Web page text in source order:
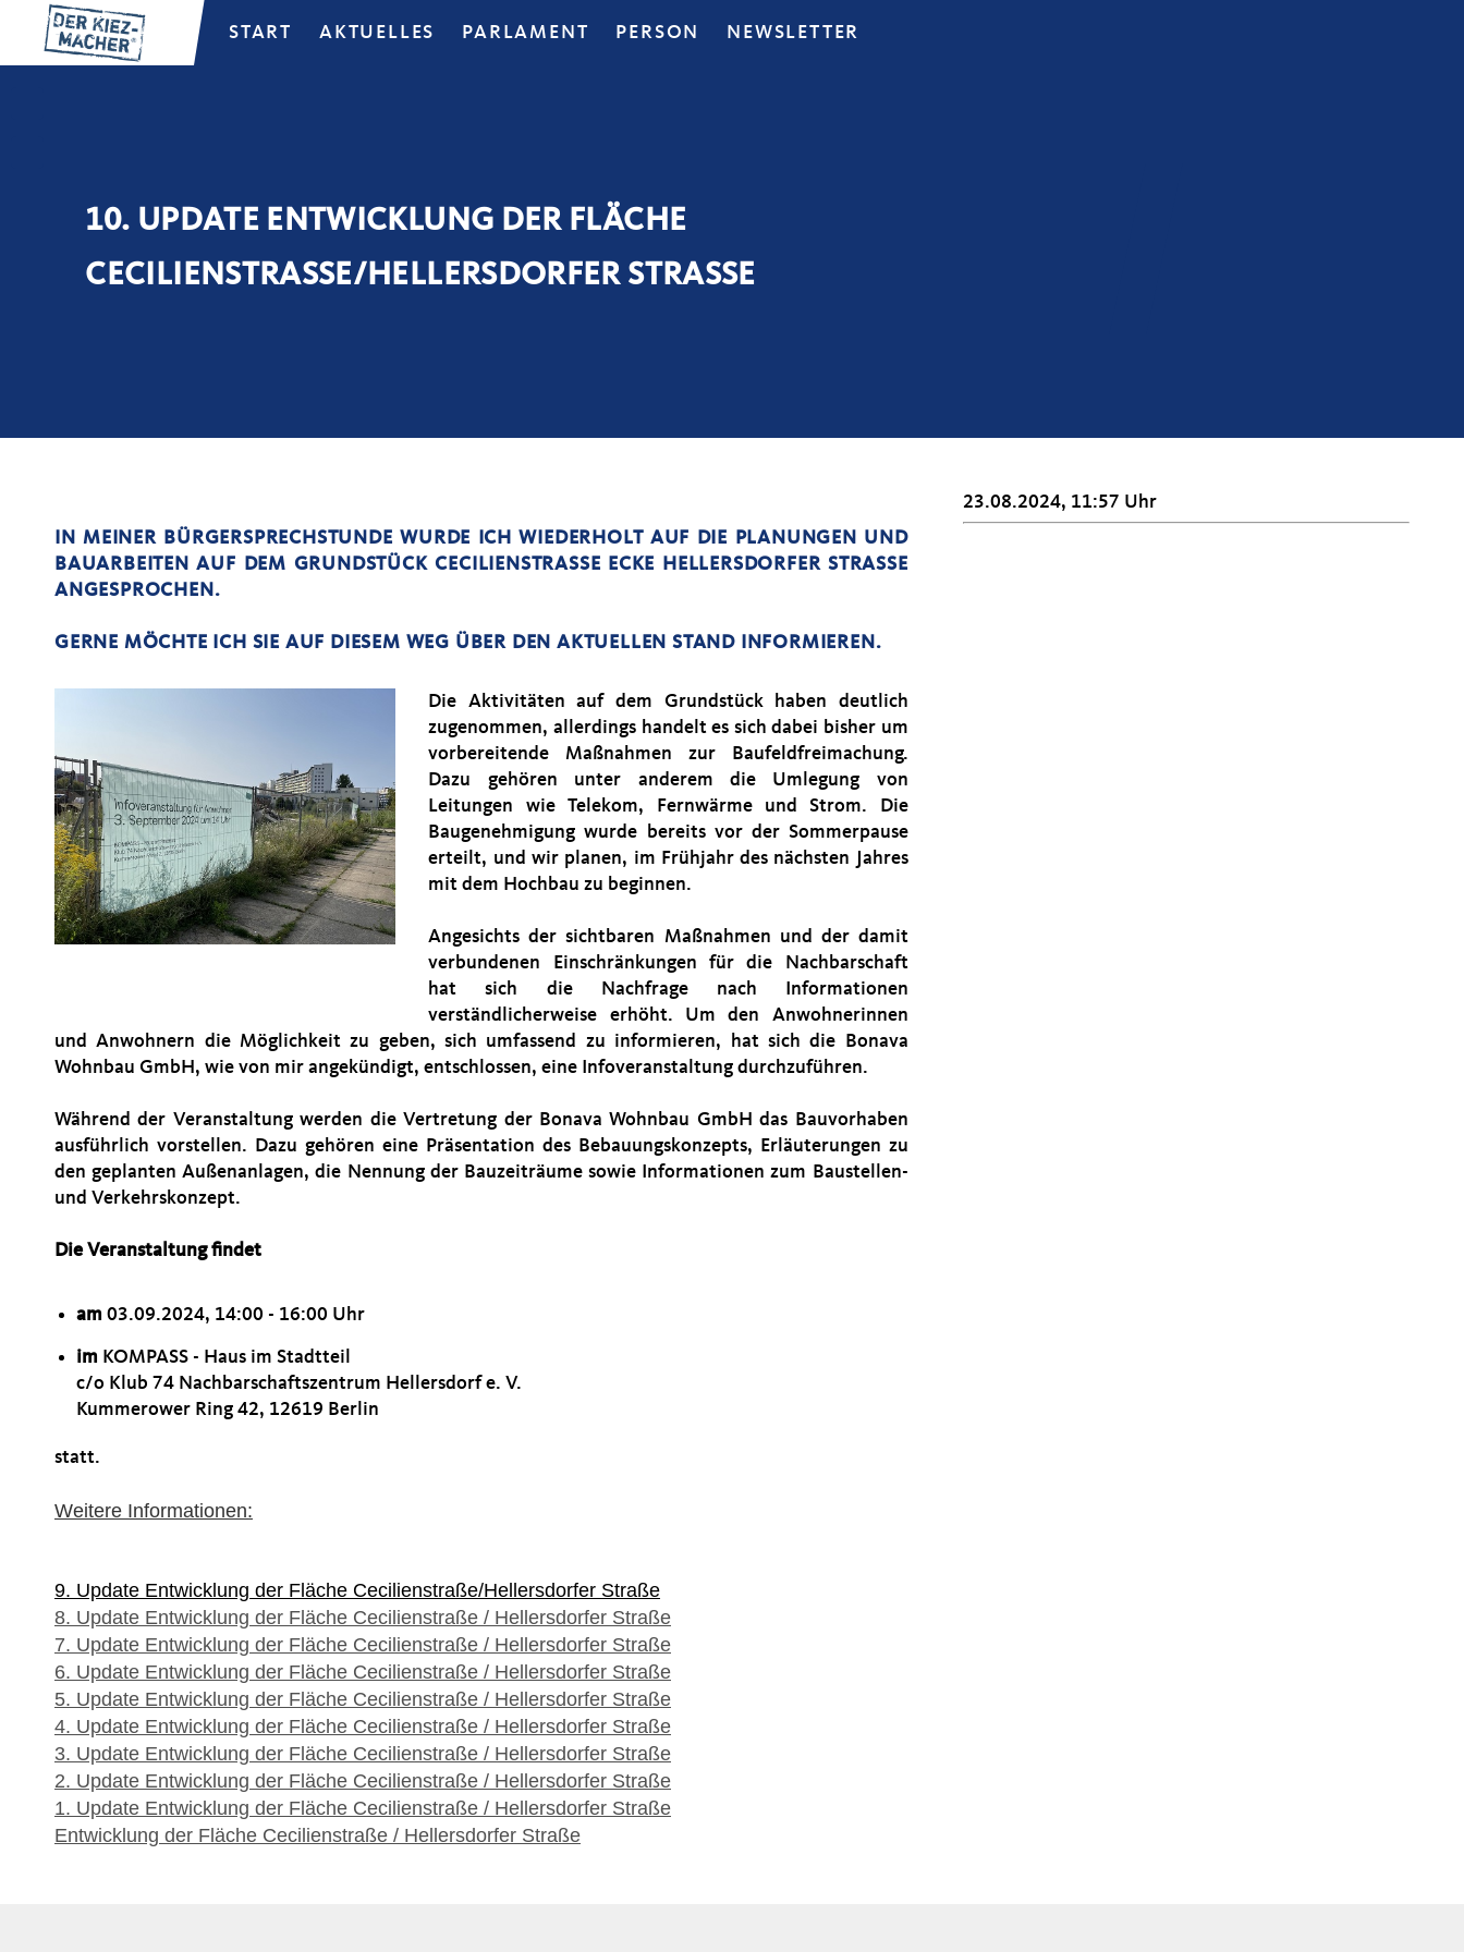
START AKTUELLES PARLAMENT PERSON NEWSLETTER
10. UPDATE ENTWICKLUNG DER FLÄCHE
CECILIENSTRASSE/HELLERSDORFER STRASSE
IN MEINER BÜRGERSPRECHSTUNDE WURDE ICH WIEDERHOLT AUF DIE PLANUNGEN UND
BAUARBEITEN AUF DEM GRUNDSTÜCK CECILIENSTRASSE ECKE HELLERSDORFER STRASSE AN
GESPROCHEN.
GERNE MÖCHTE ICH SIE AUF DIESEM WEG ÜBER DEN AKTUELLEN STAND INFORMIEREN.
Die Aktivitäten auf dem Grundstück haben deutlich
zugenommen, allerdings handelt es sich dabei bisher um
vorbereitende Maßnahmen zur Baufeldfreimachung.
Dazu gehören unter anderem die Umlegung von
Leitungen wie Telekom, Fernwärme und Strom. Die
Baugenehmigung wurde bereits vor der Sommerpause
erteilt, und wir planen, im Frühjahr des nächsten Jahres
mit dem Hochbau zu beginnen.
Angesichts der sichtbaren Maßnahmen und der damit
verbundenen Einschränkungen für die Nachbarschaft
hat sich die Nachfrage nach Informationen
verständlicherweise erhöht. Um den Anwohnerinnen
und Anwohnern die Möglichkeit zu geben, sich umfassend zu informieren, hat sich die Bonava
Wohnbau GmbH, wie von mir angekündigt, entschlossen, eine Infoveranstaltung durchzuführen.
Während der Veranstaltung werden die Vertretung der Bonava Wohnbau GmbH das Bauvorhaben
ausführlich vorstellen. Dazu gehören eine Präsentation des Bebauungskonzepts, Erläuterungen zu
den geplanten Außenanlagen, die Nennung der Bauzeiträume sowie Informationen zum Baustellen-
und Verkehrskonzept.
Die Veranstaltung findet
am 03.09.2024, 14:00 - 16:00 Uhr
im KOMPASS - Haus im Stadtteil
c/o Klub 74 Nachbarschaftszentrum Hellersdorf e. V.
Kummerower Ring 42, 12619 Berlin
statt.
Weitere Informationen:
9. Update Entwicklung der Fläche Cecilienstraße/Hellersdorfer Straße
8. Update Entwicklung der Fläche Cecilienstraße / Hellersdorfer Straße
7. Update Entwicklung der Fläche Cecilienstraße / Hellersdorfer Straße
6. Update Entwicklung der Fläche Cecilienstraße / Hellersdorfer Straße
5. Update Entwicklung der Fläche Cecilienstraße / Hellersdorfer Straße
4. Update Entwicklung der Fläche Cecilienstraße / Hellersdorfer Straße
3. Update Entwicklung der Fläche Cecilienstraße / Hellersdorfer Straße
2. Update Entwicklung der Fläche Cecilienstraße / Hellersdorfer Straße
1. Update Entwicklung der Fläche Cecilienstraße / Hellersdorfer Straße
Entwicklung der Fläche Cecilienstraße / Hellersdorfer Straße
23.08.2024, 11:57 Uhr